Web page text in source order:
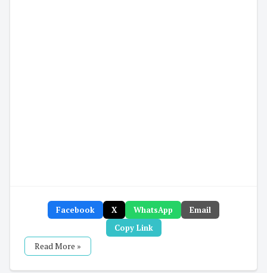
Facebook X WhatsApp
Email
Copy Link
Read More »